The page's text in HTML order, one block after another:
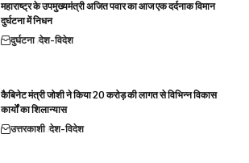
महाराष्ट्र के उपमुख्यमंत्री अजित पवार का आज एक दर्दनाक विमान
दुर्घटना में निधन
दुर्घटना देश-विदेश
कैबिनेट मंत्री जोशी ने किया 20 करोड़ की लागत से विभिन्न विकास
कार्यों का शिलान्यास
उत्तरकाशी देश-विदेश